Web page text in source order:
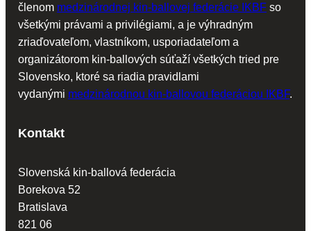
členom medzinárodnej kin-ballovej federácie IKBFso
všetkými právami a privilégiami, a je výhradným
zriaďovateľom, vlastníkom, usporiadateľom a
organizátorom kin-ballových súťaží všetkých tried pre
Slovensko, ktoré sa riadia pravidlami
vydanými medzinárodnou kin-ballovou federáciou IKBF.
Kontakt
Slovenská kin-ballová federácia
Borekova 52
Bratislava
821 06